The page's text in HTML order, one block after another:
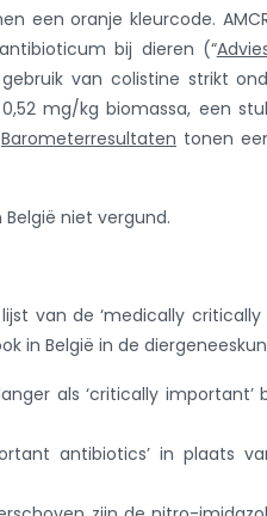
een oranje kleurcode.
bij dieren (“
van colistine strikt
mg/kg biomassa, een
Barometerresultaten tonen
niet vergund.
van de ‘medically
in België in de
als ‘critically
antibiotics’ in plaats